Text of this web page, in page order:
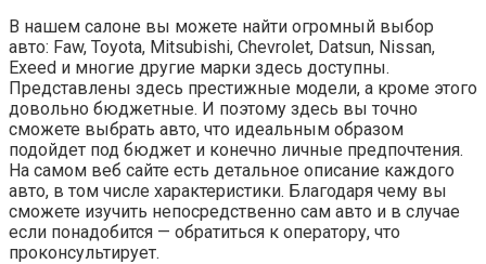
В нашем салоне вы можете найти огромный выбор
авто: Faw, Toyota, Mitsubishi, Chevrolet, Datsun, Nissan,
Exeed и многие другие марки здесь доступны.
Представлены здесь престижные модели, а кроме этого
довольно бюджетные. И поэтому здесь вы точно
сможете выбрать авто, что идеальным образом
подойдет под бюджет и конечно личные предпочтения.
На самом веб сайте есть детальное описание каждого
авто, в том числе характеристики. Благодаря чему вы
сможете изучить непосредственно сам авто и в случае
если понадобится — обратиться к оператору, что
проконсультирует.